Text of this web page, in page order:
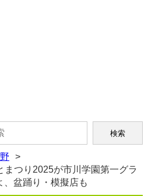
まつり2025が市川学園第一グラ
、盆踊り・模擬店も